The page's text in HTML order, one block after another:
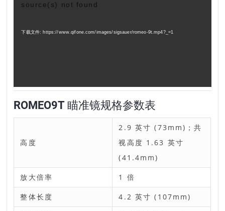
source(s) not found
下载文件: https://www.qifone.com/images/sigsauer/romeo-9t.mp4?_=1
ROMEO9T 瞄准镜规格参数表
高度
2.9 英寸 (73mm)；共
视高度 1.63 英寸
(41.4mm)
放大倍率 1 倍
整体长度 4.2 英寸 (107mm)